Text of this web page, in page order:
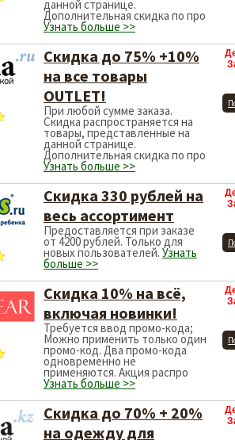
данной странице.
Дополнительная скидка по про
Узнать больше >>
Скидка до 75% +10%
на все товары
OUTLET!
При любой сумме заказа.
Скидка распространяется на
товары, представленные на
данной странице.
Дополнительная скидка по про
Узнать больше >>
Скидка 330 рублей на
весь ассортимент
Предоставляется при заказе
от 4200 рублей. Только для
новых пользователей. Узнать
больше >>
Скидка 10% на всё,
включая новинки!
Требуется ввод промо-кода;
Можно применить только один
промо-код. Два промо-кода
одновременно не
применяются. Акция распро
Узнать больше >>
Скидка до 70% + 20%
на одежду для